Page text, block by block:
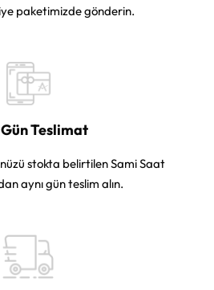
paketimizde gönderin.
Gün Teslimat
stokta belirtilen Sami Saat
aynı gün teslim alın.